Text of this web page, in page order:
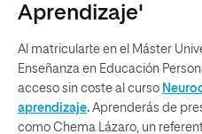
Aprendizaje'
Al matricularte en el Máster
Enseñanza en Educación
acceso sin coste al curso
aprendizaje. Aprenderás de
como Chema Lázaro, un